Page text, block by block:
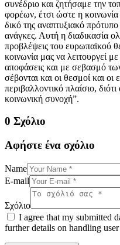
συνέδριο και ζητήσαμε την
φορέων, έτσι ώστε η κοινωνία
δικό της αναπτυξιακό
ανάγκες. Αυτή η διαδικασία
προβλέψεις του ευρωπαϊκού
κοινωνία μας να λειτουργεί
αποφάσεις και με σεβασμό
σέβονται και οι θεσμοί και οι
περιβαλλοντικό πλαίσιο,
κοινωνική συνοχή”.
0 Σχόλιο
Αφήστε ένα σχόλιο
Name
E-mail
Σχόλιο
I agree that my submitted
further details on handling